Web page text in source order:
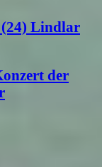
(24) Lindlar
der